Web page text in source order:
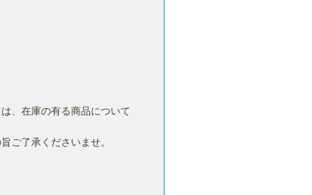
、在庫の有る商品について
ご了承くださいませ。